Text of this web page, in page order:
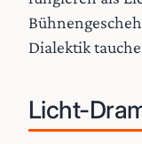
Dialektik
Licht-